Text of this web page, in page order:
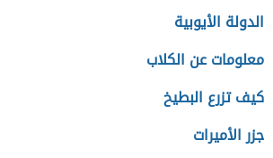
الدولة الأيوبية
معلومات عن الكلاب
كيف تزرع البطيخ
جزر الأميرات